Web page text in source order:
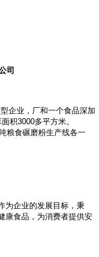
司
企业，厂和一个食品深加
积3000多平方米。
粮食碾磨粉生产线各一
为企业的发展目标，秉
康食品，为消费者提供安